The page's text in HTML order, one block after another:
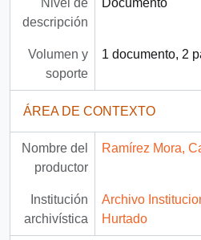
Nivel de
descripción
Documento
Volumen y
soporte
1 documento, 2
ÁREA DE CONTEXTO
Nombre del
productor
Ramírez Mora,
Institución
archivística
Archivo
Hurtado